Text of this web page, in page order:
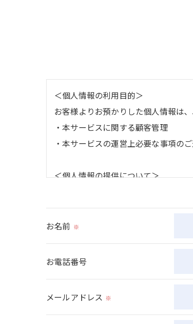
＜個人情報の利用目的＞
お客様よりお預かりした個人情報は
・本サービスに関する顧客管理
・本サービスの運営上必要な事項の
＜個人情報の提供について＞
取得した個人情報を第三者に提供す
当社では、利用目的の達成に必要な
＜個人情報の安全管理＞
お名前 ※
お電話番号
メールアドレス ※